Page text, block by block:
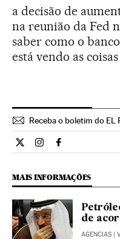
a decisão de
na reunião da Fed
saber como o
está vendo as
Receba o boletim do EL
Economia El País Brasil
Economia El País
Economia El
MAIS INFORMAÇÕES
de
AGENCIAS |